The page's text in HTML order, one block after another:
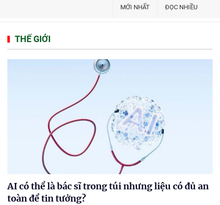
MỚI NHẤT ĐỌC NHIỀU
THẾ GIỚI
AI có thể là bác sĩ trong túi nhưng liệu có đủ an
toàn để tin tưởng?